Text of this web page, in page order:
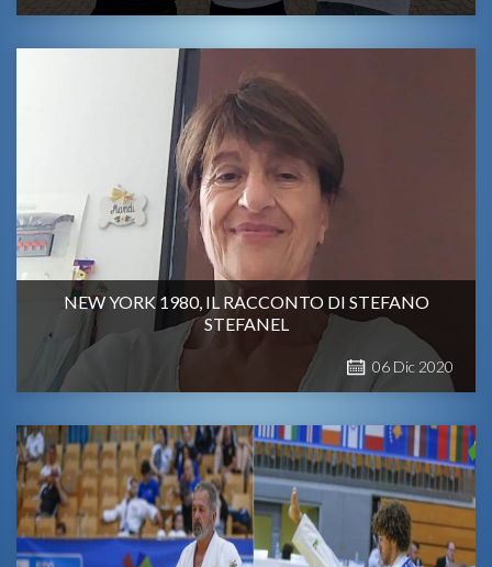
NEW YORK 1980, IL RACCONTO DI STEFANO
STEFANEL
06 Dic 2020